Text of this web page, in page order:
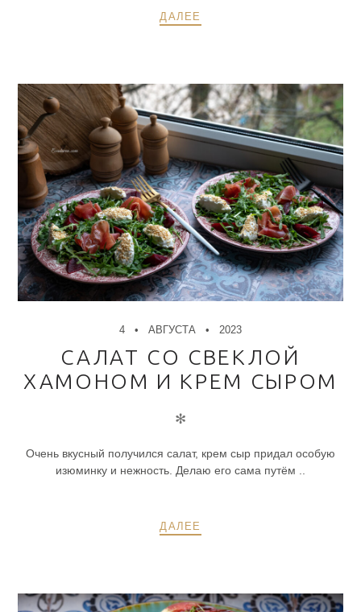
ДАЛЕЕ
4 АВГУСТА 2023
САЛАТ СО СВЕКЛОЙ
ХАМОНОМ И КРЕМ СЫРОМ
✻
Очень вкусный получился салат, крем сыр придал особую
изюминку и нежность. Делаю его сама путём ..
ДАЛЕЕ